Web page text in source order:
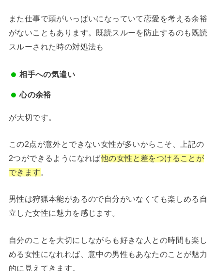
また仕事で頭がいっぱいになっていて恋愛を考える余裕
がないこともあります。既読スルーを防止するのも既読
スルーされた時の対処法も
相手への気遣い
心の余裕
が大切です。
この2点が意外とできない女性が多いからこそ、上記の
2つができるようになれば他の女性と差をつけることが
できます 。
男性は狩猟本能があるので自分がいなくても楽しめる自
立した女性に魅力を感じます。
自分のことを大切にしながらも好きな人との時間も楽し
める女性になれれば、意中の男性もあなたのことが魅力
的に見えてきます。